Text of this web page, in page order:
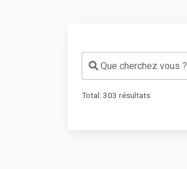
Que cherchez vous ?
Total: 303 résultats